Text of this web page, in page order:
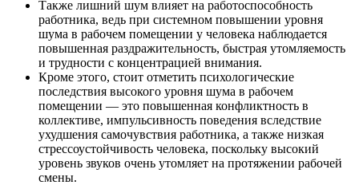
Также лишний шум влияет на работоспособность
работника, ведь при системном повышении уровня
шума в рабочем помещении у человека наблюдается
повышенная раздражительность, быстрая утомляемость
и трудности с концентрацией внимания.
Кроме этого, стоит отметить психологические
последствия высокого уровня шума в рабочем
помещении — это повышенная конфликтность в
коллективе, импульсивность поведения вследствие
ухудшения самочувствия работника, а также низкая
стрессоустойчивость человека, поскольку высокий
уровень звуков очень утомляет на протяжении рабочей
смены.